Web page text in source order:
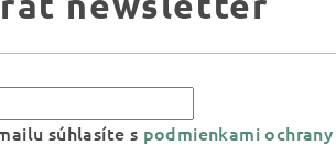
súhlasíte s podmienkami